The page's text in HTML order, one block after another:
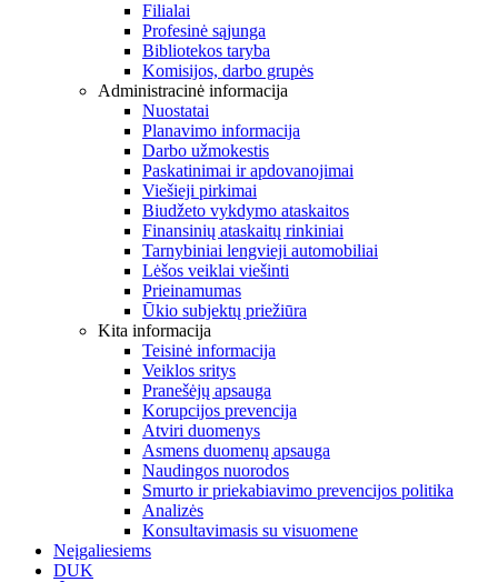
Filialai
Profesinė sąjunga
Bibliotekos taryba
Komisijos, darbo grupės
Administracinė informacija
Nuostatai
Planavimo informacija
Darbo užmokestis
Paskatinimai ir apdovanojimai
Viešieji pirkimai
Biudžeto vykdymo ataskaitos
Finansinių ataskaitų rinkiniai
Tarnybiniai lengvieji automobiliai
Lėšos veiklai viešinti
Prieinamumas
Ūkio subjektų priežiūra
Kita informacija
Teisinė informacija
Veiklos sritys
Pranešėjų apsauga
Korupcijos prevencija
Atviri duomenys
Asmens duomenų apsauga
Naudingos nuorodos
Smurto ir priekabiavimo prevencijos politika
Analizės
Konsultavimasis su visuomene
Neįgaliesiems
DUK